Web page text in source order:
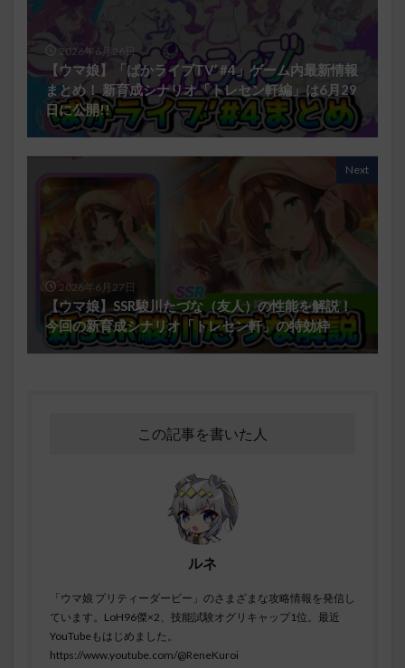
2026年6月26日
【ウマ娘】「ぱかライブTV’ #4」ゲーム内最新情報
まとめ！ 新育成シナリオ「トレセン軒編」は6月29
日に公開!!
Next
2026年6月27日
【ウマ娘】SSR駿川たづな（友人）の性能を解説！
今回の新育成シナリオ「トレセン軒」の特効枠
この記事を書いた人
ルネ
「ウマ娘 プリティーダービー」のさまざまな攻略情報を発信し
ています。LoH96傑×2、技能試験オグリキャップ1位。最近
YouTubeもはじめました。
https://www.youtube.com/@ReneKuroi